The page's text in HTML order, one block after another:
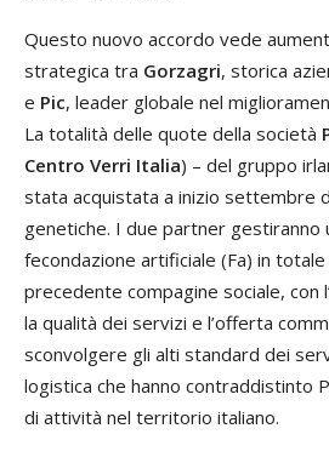
Questo nuovo accordo vede
strategica tra Gorzagri, storica
e Pic, leader globale nel
La totalità delle quote della società
Centro Verri Italia) – del gruppo
stata acquistata a inizio settembre
genetiche. I due partner gestiranno
fecondazione artificiale (Fa) in
precedente compagine sociale, con
la qualità dei servizi e l’offerta
sconvolgere gli alti standard dei
logistica che hanno contraddistinto
di attività nel territorio italiano.